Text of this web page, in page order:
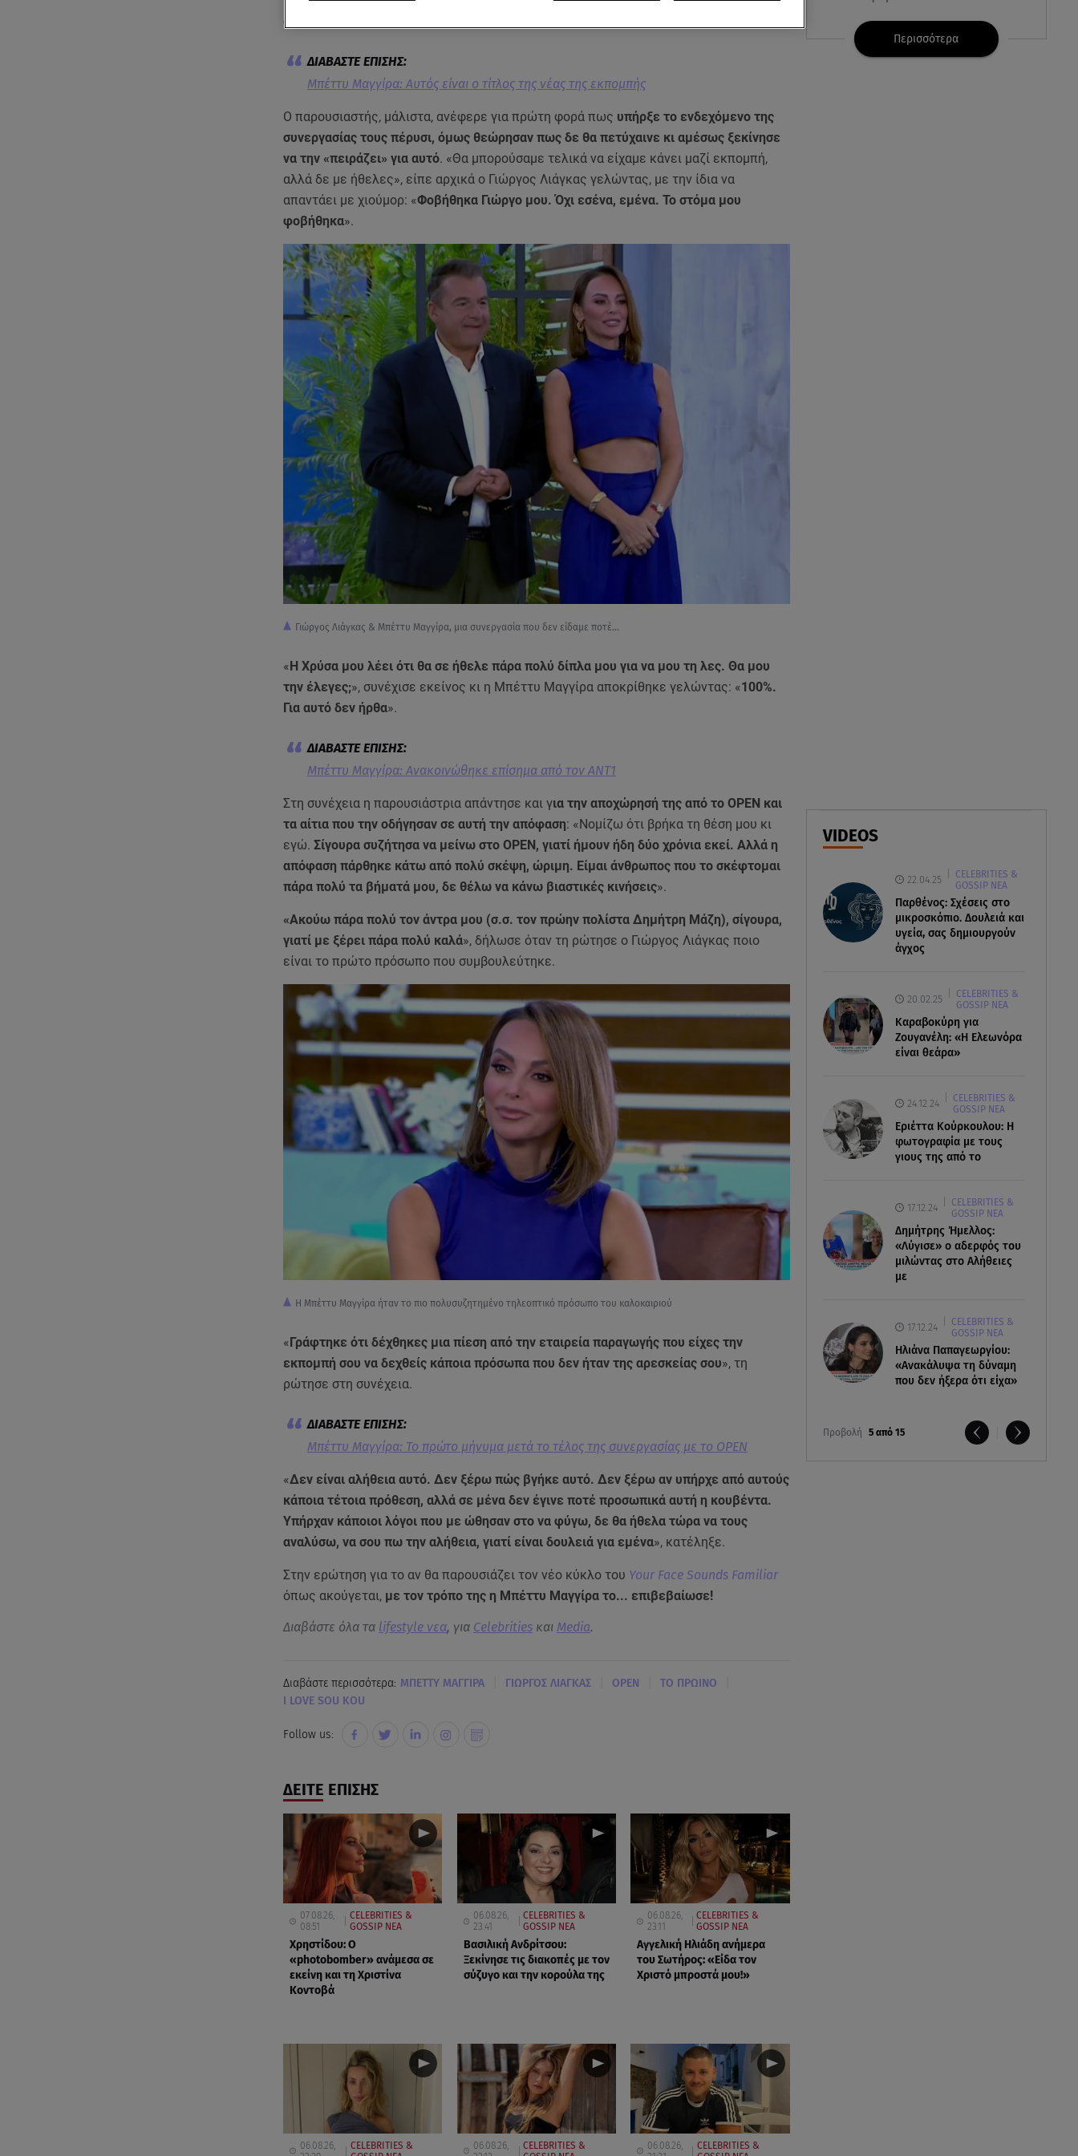
07.08.26 , 08:51
Χρηστίδου: Ο «photobomber»
Σύγκρουση τραμ στη Γερμανία:
κατάσταση
Περισσότερα
VIDEOS
22.04.25
CELEBRITIES &
GOSSIP ΝΕΑ
Παρθένος: Σχέσεις στο
μικροσκόπιο. Δουλειά και
υγεία, σας δημιουργούν
άγχος
20.02.25
CELEBRITIES &
GOSSIP ΝΕΑ
Καραβοκύρη για
Ζουγανέλη: «Η Ελεωνόρα
είναι θεάρα»
24.12.24
CELEBRITIES &
GOSSIP ΝΕΑ
Εριέττα Κούρκουλου: Η
φωτογραφία με τους
γιους της από το
17.12.24
CELEBRITIES &
GOSSIP ΝΕΑ
Δημήτρης Ήμελλος:
«Λύγισε» ο αδερφός του
μιλώντας στο Αλήθειες
με
17.12.24
CELEBRITIES &
GOSSIP ΝΕΑ
Ηλιάνα Παπαγεωργίου:
«Ανακάλυψα τη δύναμη
που δεν ήξερα ότι είχα»
Προβολή 5 από 15
αποκαλύπτοντας το παρασκήνιο της αποχώρησης από το OPEN
Μπέττυ Μαγγίρα: Αυτός είναι ο τίτλος της νέας της εκπομπής
Ο παρουσιαστής, μάλιστα, ανέφερε για πρώτη φορά πως υπήρξε το ενδεχόμενο της
συνεργασίας τους πέρυσι, όμως θεώρησαν πως δε θα πετύχαινε κι αμέσως ξεκίνησε
να την «πειράζει» για αυτό. «Θα μπορούσαμε τελικά να είχαμε κάνει μαζί εκπομπή,
αλλά δε με ήθελες», είπε αρχικά ο Γιώργος Λιάγκας γελώντας, με την ίδια να
απαντάει με χιούμορ: «Φοβήθηκα Γιώργο μου. Όχι εσένα, εμένα. Το στόμα μου
φοβήθηκα».
Γιώργος Λιάγκας & Μπέττυ Μαγγίρα, μια συνεργασία που δεν είδαμε ποτέ...
«Η Χρύσα μου λέει ότι θα σε ήθελε πάρα πολύ δίπλα μου για να μου τη λες. Θα μου
την έλεγες;», συνέχισε εκείνος κι η Μπέττυ Μαγγίρα αποκρίθηκε γελώντας: «100%.
Για αυτό δεν ήρθα».
Μπέττυ Μαγγίρα: Ανακοινώθηκε επίσημα από τον ANT1
Στη συνέχεια η παρουσιάστρια απάντησε και για την αποχώρησή της από το OPEN και
τα αίτια που την οδήγησαν σε αυτή την απόφαση: «Νομίζω ότι βρήκα τη θέση μου κι
εγώ. Σίγουρα συζήτησα να μείνω στο OPEN, γιατί ήμουν ήδη δύο χρόνια εκεί. Αλλά η
απόφαση πάρθηκε κάτω από πολύ σκέψη, ώριμη. Είμαι άνθρωπος που το σκέφτομαι
πάρα πολύ τα βήματά μου, δε θέλω να κάνω βιαστικές κινήσεις».
«Ακούω πάρα πολύ τον άντρα μου (σ.σ. τον πρώην πολίστα Δημήτρη Μάζη), σίγουρα,
γιατί με ξέρει πάρα πολύ καλά», δήλωσε όταν τη ρώτησε ο Γιώργος Λιάγκας ποιο
είναι το πρώτο πρόσωπο που συμβουλεύτηκε.
Η Μπέττυ Μαγγίρα ήταν το πιο πολυσυζητημένο τηλεοπτικό πρόσωπο του καλοκαιριού
« Γράφτηκε ότι δέχθηκες μια πίεση από την εταιρεία παραγωγής που είχες την
εκπομπή σου να δεχθείς κάποια πρόσωπα που δεν ήταν της αρεσκείας σου», τη
ρώτησε στη συνέχεια.
Μπέττυ Μαγγίρα: Το πρώτο μήνυμα μετά το τέλος της συνεργασίας με το OPEΝ
«Δεν είναι αλήθεια αυτό. Δεν ξέρω πώς βγήκε αυτό. Δεν ξέρω αν υπήρχε από αυτούς
κάποια τέτοια πρόθεση, αλλά σε μένα δεν έγινε ποτέ προσωπικά αυτή η κουβέντα.
Υπήρχαν κάποιοι λόγοι που με ώθησαν στο να φύγω, δε θα ήθελα τώρα να τους
αναλύσω, να σου πω την αλήθεια, γιατί είναι δουλειά για εμένα», κατέληξε.
Στην ερώτηση για το αν θα παρουσιάζει τον νέο κύκλο του Your Face Sounds Familiar
όπως ακούγεται, με τον τρόπο της η Μπέττυ Μαγγίρα το... επιβεβαίωσε!
Διαβάστε όλα τα lifestyle νεα, για Celebritiesκαι Media.
Διαβάστε περισσότερα: ΜΠΕΤΤΥ ΜΑΓΓΙΡΑ ΓΙΩΡΓΟΣ ΛΙΑΓΚΑΣ OPEN ΤΟ ΠΡΩΙΝΟ
I LOVE SOU KOU
Follow us:
ΔΕΙΤΕ ΕΠΙΣΗΣ
07.08.26,
08:51
CELEBRITIES &
GOSSIP ΝΕΑ
Χρηστίδου: Ο
«photobomber» ανάμεσα σε
εκείνη και τη Χριστίνα
Κοντοβά
06.08.26,
23:41
CELEBRITIES &
GOSSIP ΝΕΑ
Βασιλική Ανδρίτσου:
Ξεκίνησε τις διακοπές με τον
σύζυγο και την κορούλα της
06.08.26,
23:11
CELEBRITIES &
GOSSIP ΝΕΑ
Αγγελική Ηλιάδη ανήμερα
του Σωτήρος: «Είδα τον
Χριστό μπροστά μου!»
06.08.26,
CELEBRITIES &
06.08.26,
CELEBRITIES &
06.08.26,
CELEBRITIES &